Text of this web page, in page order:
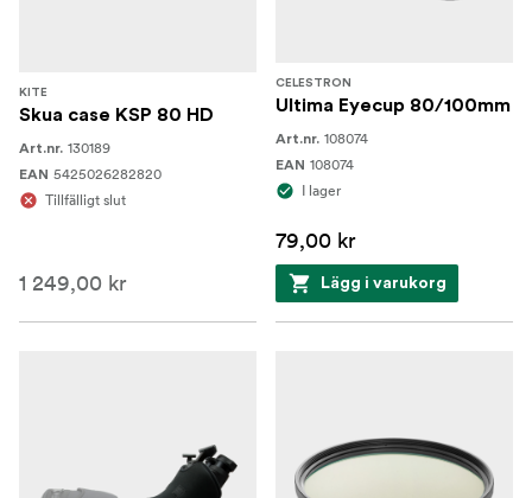
KITE
Skua case KSP 80 HD
Art.nr. 130189
EAN 5425026282820
Tillfälligt slut
1 249,00 kr
CELESTRON
Ultima Eyecup 80/100mm
Art.nr. 108074
EAN 108074
I lager
79,00 kr
Lägg i varukorg